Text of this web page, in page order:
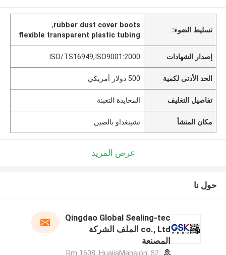
تسليط الضوء:
rubber dust cover boots
,
flexible transparent plastic tubing
إصدار الشهادات ISO/TS16949,ISO9001:2000
الحد الأدنى لكمية 500 دولار أمريكي
تفاصيل التغليف المحايدة التعبئة
مكان المنشأ تشينغداو بالصين
عرض المزيد
حول نا
Qingdao Global Sealing-tec
co., Ltd الملف الشركة
المصنعة
Rm 1608, HuajiaMansion, 52